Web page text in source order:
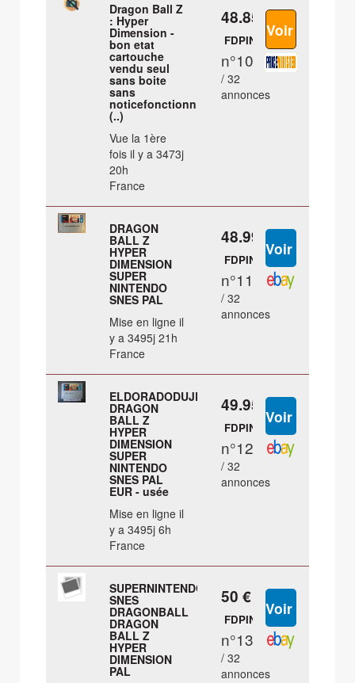
Dragon Ball Z
: Hyper
Dimension -
bon etat
cartouche
vendu seul
sans boite
sans
noticefonctionn
(..)
Vue la 1ère
fois il y a 3473j
20h
France
48.85 €
FDPIN
n°10
/ 32
annonces
DRAGON
BALL Z
HYPER
DIMENSION
SUPER
NINTENDO
SNES PAL
Mise en ligne il
y a 3495j 21h
France
48.99 €
FDPIN
n°11
/ 32
annonces
ELDORADODUJEU
DRAGON
BALL Z
HYPER
DIMENSION
SUPER
NINTENDO
SNES PAL
EUR - usée
Mise en ligne il
y a 3495j 6h
France
49.95 €
FDPIN
n°12
/ 32
annonces
SUPERNINTENDO
SNES
DRAGONBALL
DRAGON
BALL Z
HYPER
DIMENSION
PAL
50 €
FDPIN
n°13
/ 32
annonces